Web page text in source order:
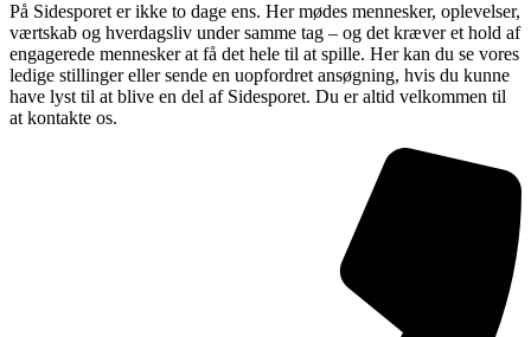
På Sidesporet er ikke to dage ens. Her mødes mennesker, oplevelser,
værtskab og hverdagsliv under samme tag – og det kræver et hold af
engagerede mennesker at få det hele til at spille. Her kan du se vores
ledige stillinger eller sende en uopfordret ansøgning, hvis du kunne
have lyst til at blive en del af Sidesporet. Du er altid velkommen til
at kontakte os.